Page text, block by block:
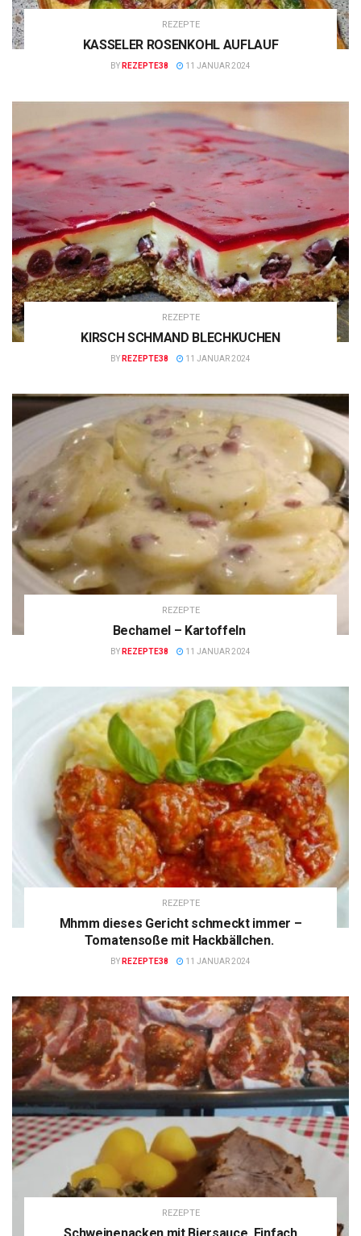
REZEPTE
KASSELER ROSENKOHL AUFLAUF
BY REZEPTE38 11 JANUAR 2024
REZEPTE
KIRSCH SCHMAND BLECHKUCHEN
BY REZEPTE38 11 JANUAR 2024
REZEPTE
Bechamel – Kartoffeln
BY REZEPTE38 11 JANUAR 2024
REZEPTE
Mhmm dieses Gericht schmeckt immer –
Tomatensoße mit Hackbällchen.
BY REZEPTE38 11 JANUAR 2024
REZEPTE